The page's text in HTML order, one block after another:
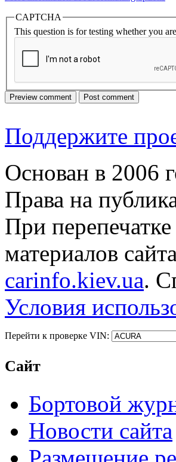
CAPTCHA
This question is for testing whether you
Поддержите
Основан в 2006
Права на
При
материалов
carinfo.kiev.ua.
Условия
Перейти к проверке VIN:
Сайт
Бортовой
Новости сайта